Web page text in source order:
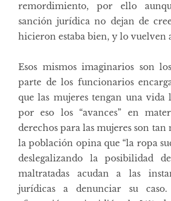
remordimiento, por ello
sanción jurídica no dejan de
hicieron estaba bien, y lo vuelven
Esos mismos imaginarios son
parte de los funcionarios
que las mujeres tengan una vida
por eso los “avances” en
derechos para las mujeres son tan
la población opina que “la ropa
deslegalizando la posibilidad
maltratadas acudan a las
jurídicas a denunciar su